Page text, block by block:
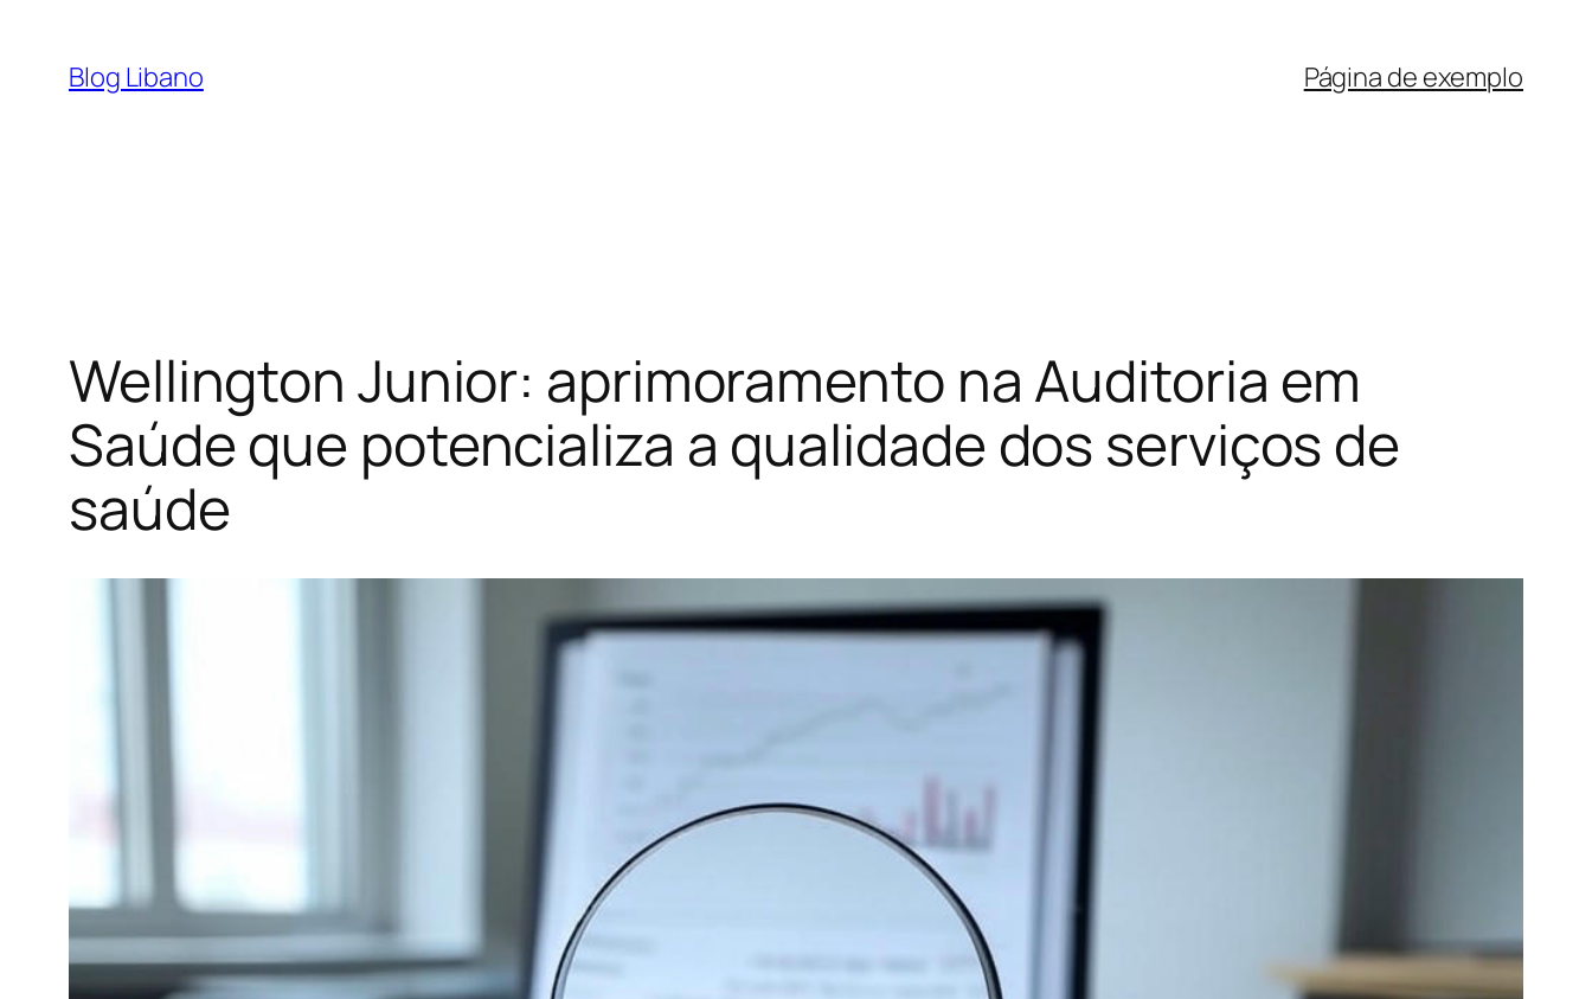
Blog Libano Página de exemplo
Wellington Junior: aprimoramento na Auditoria em
Saúde que potencializa a qualidade dos serviços de
saúde